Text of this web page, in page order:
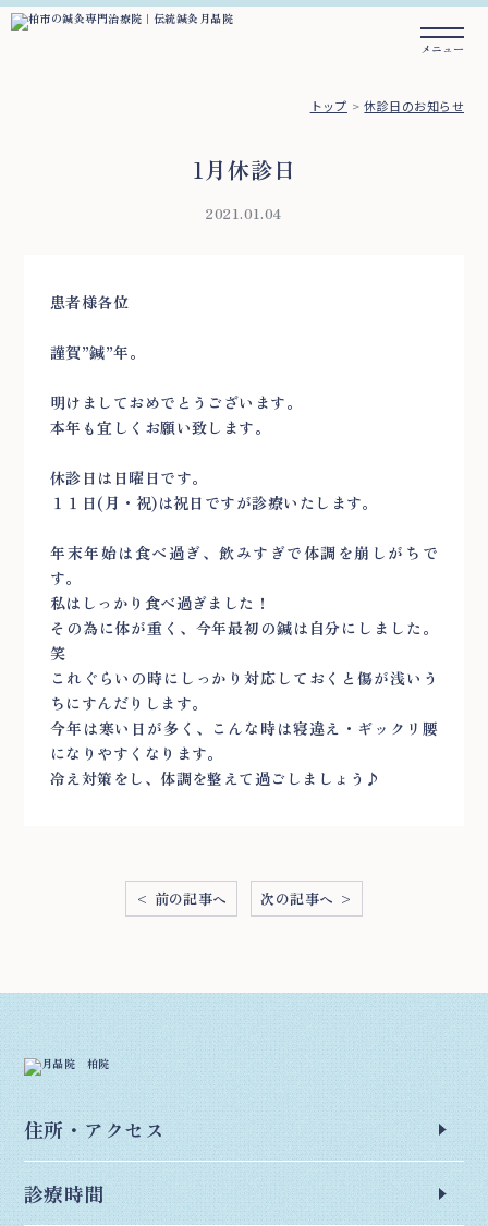
トップ 休診日のお知らせ
1月休診日
2021.01.04
患者様各位
謹賀”鍼”年。
明けましておめでとうございます。
本年も宜しくお願い致します。
休診日は日曜日です。
１１日(月・祝)は祝日ですが診療いたします。
年末年始は食べ過ぎ、飲みすぎで体調を崩しがちで
す。
私はしっかり食べ過ぎました！
その為に体が重く、今年最初の鍼は自分にしました。
笑
これぐらいの時にしっかり対応しておくと傷が浅いう
ちにすんだりします。
今年は寒い日が多く、こんな時は寝違え・ギックリ腰
になりやすくなります。
冷え対策をし、体調を整えて過ごしましょう♪
< 前の記事へ 次の記事へ >
住所・アクセス
診療時間